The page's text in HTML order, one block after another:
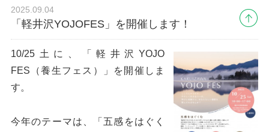
2025.09.04
「軽井沢YOJOFES」を開催します！
10/25土に、「軽井沢YOJO
FES（養生フェス）」を開催しま
す。
今年のテーマは、「五感をはぐく